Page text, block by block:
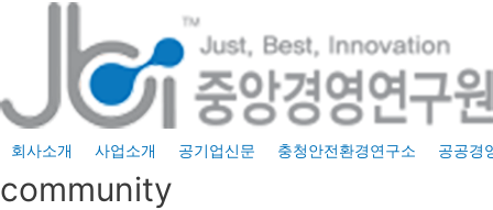
회사소개 사업소개 공기업신문 충청안전환경연구소 공공경
community